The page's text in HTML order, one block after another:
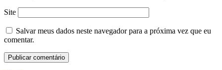
Site
Salvar meus dados neste navegador para a próxima vez que eu
comentar.